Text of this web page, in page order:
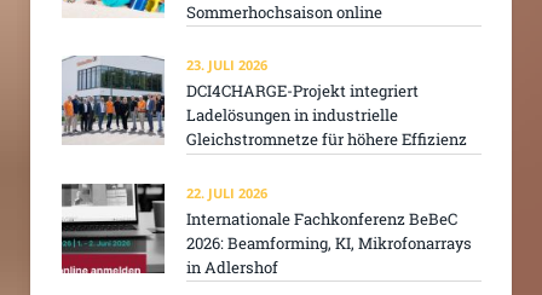
Sommerhochsaison online
23. JULI 2026
DCI4CHARGE-Projekt integriert
Ladelösungen in industrielle
Gleichstromnetze für höhere Effizienz
22. JULI 2026
Internationale Fachkonferenz BeBeC
2026: Beamforming, KI, Mikrofonarrays
in Adlershof